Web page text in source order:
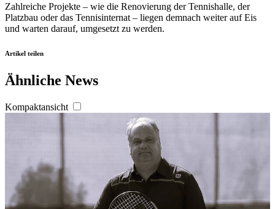
Zahlreiche Projekte – wie die Renovierung der Tennishalle, der
Platzbau oder das Tennisinternat – liegen demnach weiter auf Eis
und warten darauf, umgesetzt zu werden.
Artikel teilen
Ähnliche News
Kompaktansicht